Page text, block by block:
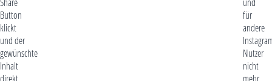
Button
klickt
und der
gewünschte
Inhalt
direkt
für
andere
Nutzer
nicht
mehr